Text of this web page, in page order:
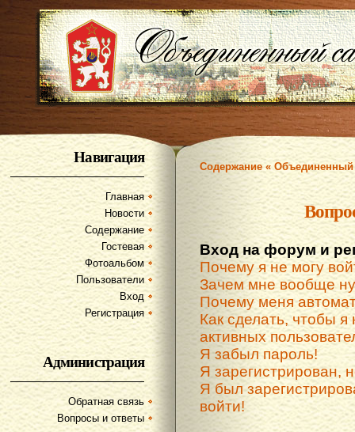
Навигация
Главная
Новости
Содержание
Гостевая
Фотоальбом
Пользователи
Вход
Регистрация
Администрация
Обратная связь
Вопросы и ответы
Содержание «
Вход на форум и
Почему я не могу
Зачем мне вообще
Почему меня
Как сделать, чтобы я
активных
Я забыл пароль!
Я зарегистрирован,
Я был
войти!